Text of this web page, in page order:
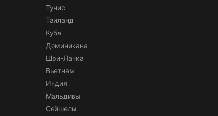
Тунис
Таиланд
Куба
Доминикана
Шри-Ланка
Вьетнам
Индия
Мальдивы
Сейшелы